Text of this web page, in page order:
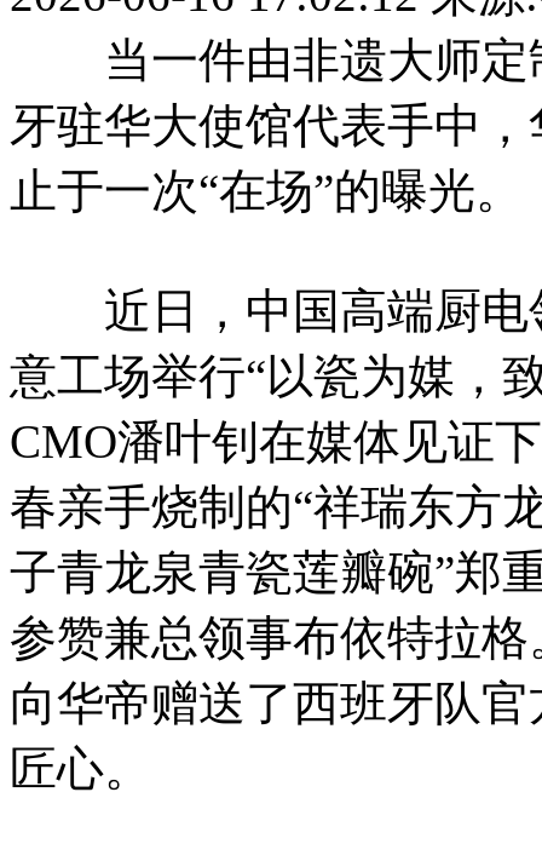
当一件由非遗大师定
牙驻华大使馆代表手中
止于一次“在场”的曝光。
近日，中国高端厨电
意工场举行“以瓷为媒，
CMO潘叶钊在媒体见证
春亲手烧制的“祥瑞东方
子青龙泉青瓷莲瓣碗”郑
参赞兼总领事布依特拉
向华帝赠送了西班牙队
匠心。